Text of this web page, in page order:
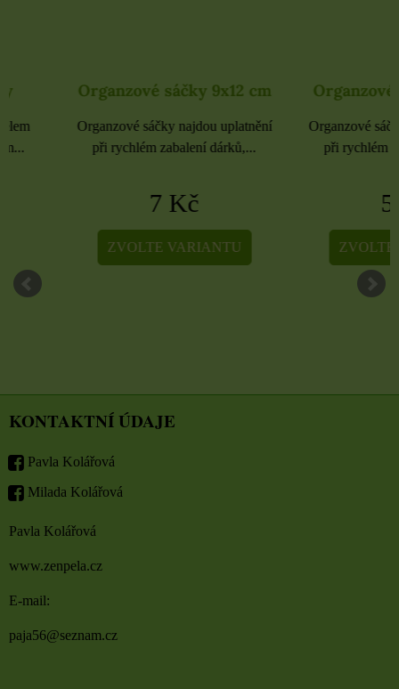
Organzové sáčky 9x12 cm
Organzové sáčky najdou uplatnění
při rychlém zabalení dárků,...
ZVOLTE VARIANTU
Organzové sáčky
Organzové sáčky najdou
při rychlém zabalení
ZVOLTE
KONTAKTNÍ ÚDAJE
Pavla Kolářová
Milada Kolářová
Pavla Kolářová
www.zenpela.cz
E-mail:
paja56@seznam.cz